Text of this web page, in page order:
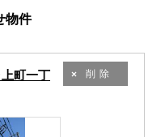
物件
町一丁
削除